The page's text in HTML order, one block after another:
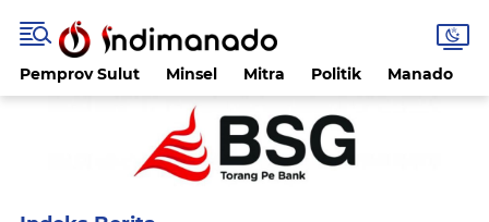
Pemprov Sulut Minsel Mitra Politik Manado